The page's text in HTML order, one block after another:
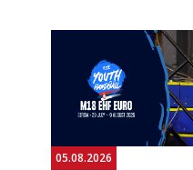
05.08.2026